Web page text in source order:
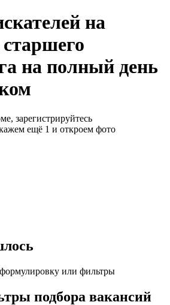
на
на полный день
зарегистрируйтесь
ещё 1 и откроем фото
или фильтры
подбора вакансий